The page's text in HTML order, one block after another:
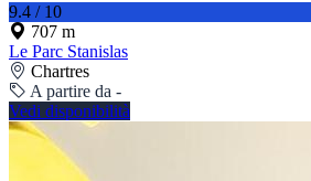
9.4 / 10
707 m
Le Parc Stanislas
Chartres
A partire da -
Vedi disponibilità